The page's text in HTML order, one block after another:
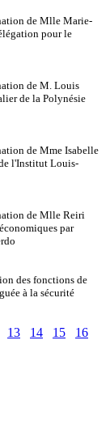
de Mlle Marie-
pour le
de M. Louis
de la Polynésie
de Mme Isabelle
l'Institut Louis-
de Mlle Reiri
par
des fonctions de
à la sécurité
13 14 15 16